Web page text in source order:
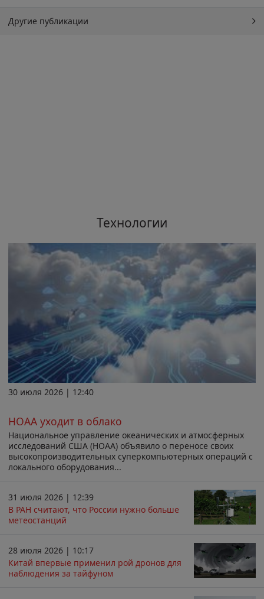
Другие публикации
Технологии
30 июля 2026 | 12:40
НОАА уходит в облако
Национальное управление океанических и атмосферных
исследований США (НОАА) объявило о переносе своих
высокопроизводительных суперкомпьютерных операций с
локального оборудования...
31 июля 2026 | 12:39
В РАН считают, что России нужно больше
метеостанций
28 июля 2026 | 10:17
Китай впервые применил рой дронов для
наблюдения за тайфуном